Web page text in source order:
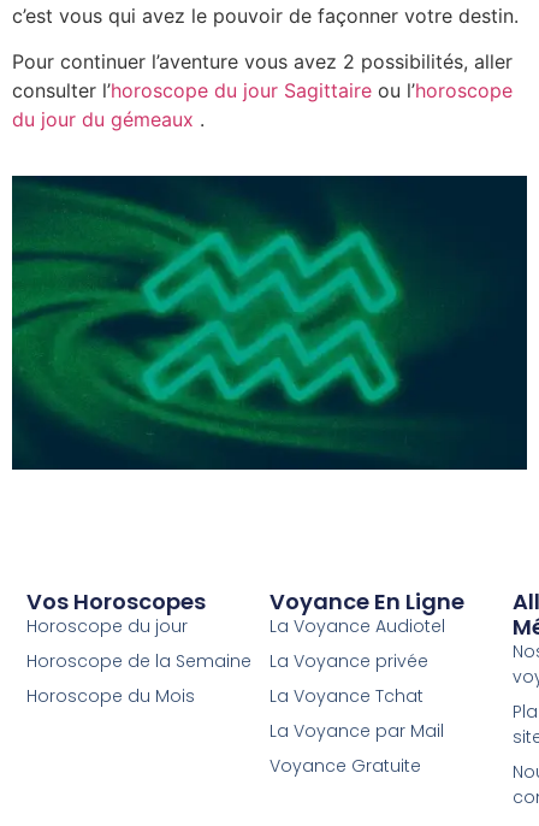
c’est vous qui avez le pouvoir de façonner votre destin.
Pour continuer l’aventure vous avez 2 possibilités, aller
consulter l’horoscope du jour Sagittaire ou l’horoscope
du jour du gémeaux .
Voyance En Ligne
La Voyance Audiotel
La Voyance privée
La Voyance Tchat
La Voyance par Mail
Voyance Gratuite
Vos Horoscopes
Horoscope du jour
Horoscope de la Semaine
Horoscope du Mois